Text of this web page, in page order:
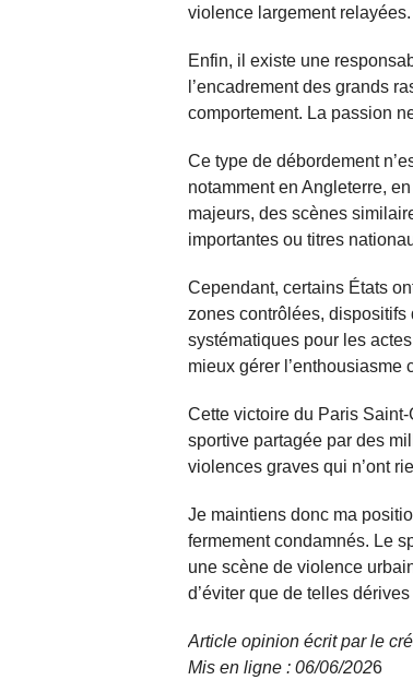
violence largement relayées.
Enfin, il existe une
l’encadrement des grands
comportement. La passion
Ce type de débordement
notamment en Angleterre,
majeurs, des scènes
importantes ou titres
Cependant, certains États
zones contrôlées, dispositifs
systématiques pour les
mieux gérer
Cette victoire du Paris
sportive partagée par des
violences graves qui n’ont
Je maintiens donc ma
fermement condamnés. Le
une scène de violence
d’éviter que de telles
Article opinion écrit par le
Mis en ligne : 06/06/2026